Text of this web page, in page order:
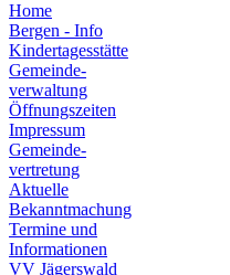
Home
Bergen - Info
Kindertagesstätte
Gemeinde-
verwaltung
Öffnungszeiten
Impressum
Gemeinde-
vertretung
Aktuelle
Bekanntmachung
Termine und
Informationen
VV Jägerswald